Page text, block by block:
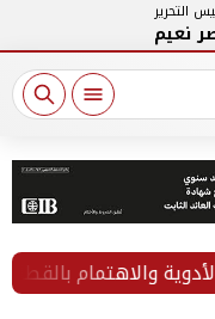
التحرير
نعيم
والاهتمام بالقطاع